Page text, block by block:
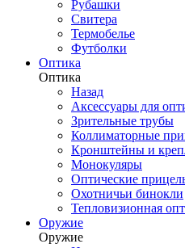
Рубашки
Свитера
Термобелье
Футболки
Оптика
Оптика
Назад
Аксессуары для
Зрительные трубы
Коллиматорные
Кронштейны и
Монокуляры
Оптические
Охотничьи бинокли
Тепловизионная
Оружие
Оружие